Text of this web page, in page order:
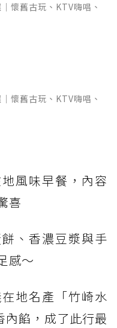
懷舊古玩、KTV嗨唱、
懷舊古玩、KTV嗨唱、
風味早餐，內容
喜
、香濃豆漿與手
感～
地名產「竹崎水
內餡，成了此行最